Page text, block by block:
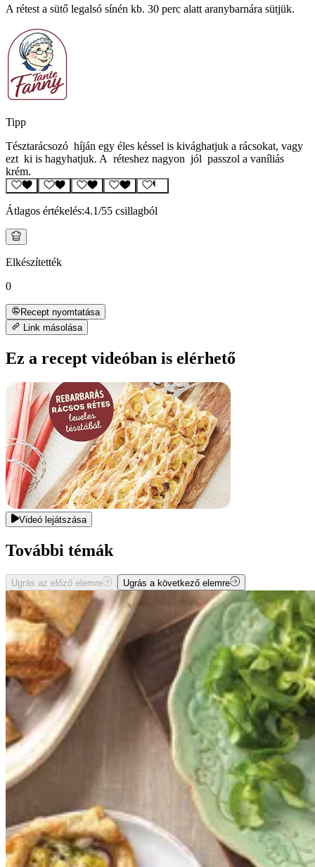
A rétest a sütő legalsó sínén kb. 30 perc alatt aranybarnára sütjük.
Tipp
Tésztarácsozó híján egy éles késsel is kivághatjuk a rácsokat, vagy
ezt ki is hagyhatjuk. A réteshez nagyon jól passzol a vaníliás
krém.
Átlagos értékelés:4.1/55 csillagból
Elkészítették
0
Recept nyomtatása
Link másolása
Ez a recept videóban is elérhető
Videó lejátszása
További témák
Ugrás az előző elemre Ugrás a következő elemre